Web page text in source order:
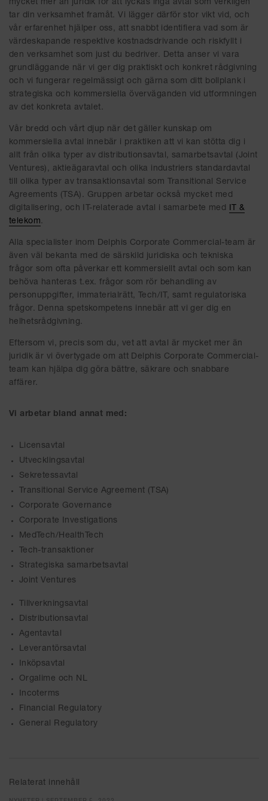
mycket mer än juridik för att lyckas ingå avtal som verkligen
tar din verksamhet framåt. Vi lägger därför stor vikt vid, och
vår erfarenhet hjälper oss, att snabbt identifiera vad som är
värdeskapande respektive kostnadsdrivande och riskfyllt i
den verksamhet som just du bedriver. Detta anser vi vara
grundläggande när vi ger dig praktiskt och konkret rådgivning
och vi fungerar regelmässigt och gärna som ditt bollplank i
strategiska och kommersiella överväganden vid utformningen
av det konkreta avtalet.
Vår bredd och vårt djup när det gäller kunskap om
kommersiella avtal innebär i praktiken att vi kan stötta dig i
allt från olika typer av distributionsavtal, samarbetsavtal (Joint
Ventures), aktieägaravtal och olika industriers standardavtal
till olika typer av transaktionsavtal som Transitional Service
Agreements (TSA). Gruppen arbetar också mycket med
digitalisering, och IT-relaterade avtal i samarbete med IT &
telekom.
Alla specialister inom Delphis Corporate Commercial-team är
även väl bekanta med de särskild juridiska och tekniska
frågor som ofta påverkar ett kommersiellt avtal och som kan
behöva hanteras t.ex. frågor som rör behandling av
personuppgifter, immaterialrätt, Tech/IT, samt regulatoriska
frågor. Denna spetskompetens innebär att vi ger dig en
helhetsrådgivning.
Eftersom vi, precis som du, vet att avtal är mycket mer än
juridik är vi övertygade om att Delphis Corporate Commercial-
team kan hjälpa dig göra bättre, säkrare och snabbare
affärer.
Vi arbetar bland annat med:
Licensavtal
Utvecklingsavtal
Sekretessavtal
Transitional Service Agreement (TSA)
Corporate Governance
Corporate Investigations
MedTech/HealthTech
Tech-transaktioner
Strategiska samarbetsavtal
Joint Ventures
Tillverkningsavtal
Distributionsavtal
Agentavtal
Leverantörsavtal
Inköpsavtal
Orgalime och NL
Incoterms
Financial Regulatory
General Regulatory
Relaterat innehåll